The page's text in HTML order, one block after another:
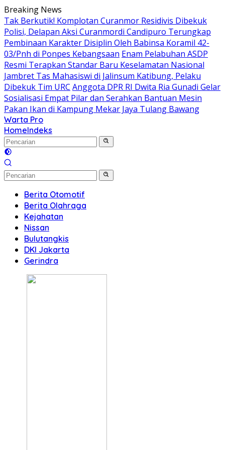
Langsung
ke
konten
Breaking News
Tak Berkutik! Komplotan Curanmor Residivis Dibekuk
Polisi, Delapan Aksi Curanmordi Candipuro Terungkap
Pembinaan Karakter Disiplin Oleh Babinsa Koramil 42-
03/Pnh di Ponpes Kebangsaan Enam Pelabuhan ASDP
Resmi Terapkan Standar Baru Keselamatan Nasional
Jambret Tas Mahasiswi di Jalinsum Katibung, Pelaku
Dibekuk Tim URC Anggota DPR RI Dwita Ria Gunadi Gelar
Sosialisasi Empat Pilar dan Serahkan Bantuan Mesin
Pakan Ikan di Kampung Mekar Jaya Tulang Bawang
Warta Pro
Akurat
dan
Terpercaya
HomeIndeks
Berita Otomotif
Berita Olahraga
Kejahatan
Nissan
Bulutangkis
DKI Jakarta
Gerindra